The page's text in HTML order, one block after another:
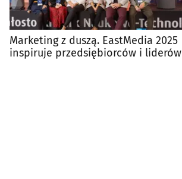
Marketing z duszą. EastMedia 2025
inspiruje przedsiębiorców i liderów